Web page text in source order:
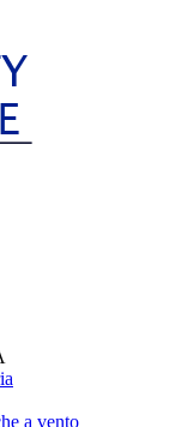
a vento